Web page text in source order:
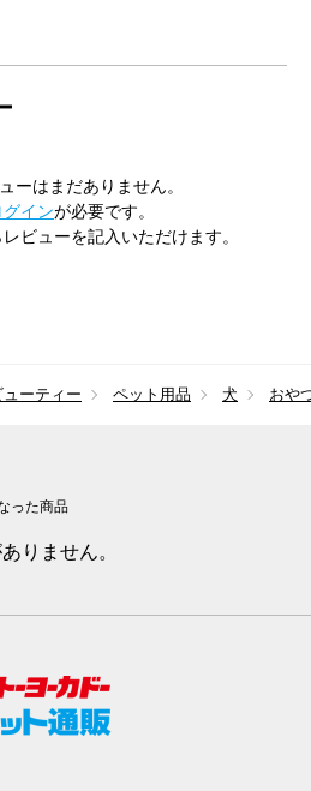
ーはまだありません。
グインが必要です。
ビューを記入いただけます。
ーティー ペット用品 犬 おや
った商品
りません。